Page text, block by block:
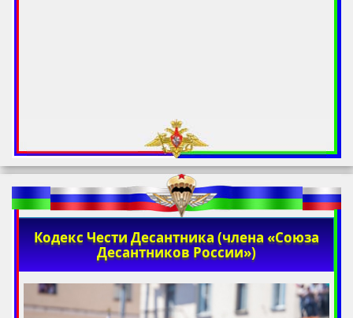
Кодекс Чести Десантника (члена «Союза
Десантников России»)